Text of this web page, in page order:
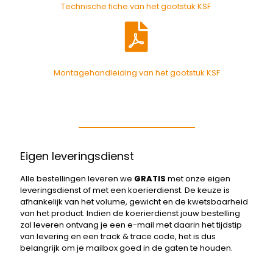
Technische fiche van het gootstuk KSF
Montagehandleiding van het gootstuk KSF
Eigen leveringsdienst
Alle bestellingen leveren we GRATIS met onze eigen
leveringsdienst of met een koerierdienst. De keuze is
afhankelijk van het volume, gewicht en de kwetsbaarheid
van het product. Indien de koerierdienst jouw bestelling
zal leveren ontvang je een e-mail met daarin het tijdstip
van levering en een track & trace code, het is dus
belangrijk om je mailbox goed in de gaten te houden.